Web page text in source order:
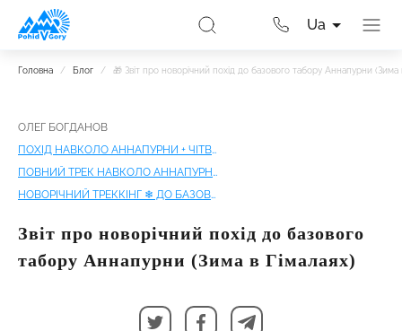
Ua
Головна / Блог / 🎁 Звіт про новорічний похід до базового табору Аннапурни (Зима
ОЛЕГ БОГДАНОВ
ПОХІД НАВКОЛО АННАПУРНИ + ЧІТВАН
ПОВНИЙ ТРЕК НАВКОЛО АННАПУРНИ + ОЗЕРО ТІЛІЧО
НОВОРІЧНИЙ ТРЕККІНГ ❄ ДО БАЗОВОГО АННАПУРНИ
Звіт про новорічний похід до базового
табору Аннапурни (Зима в Гімалаях)